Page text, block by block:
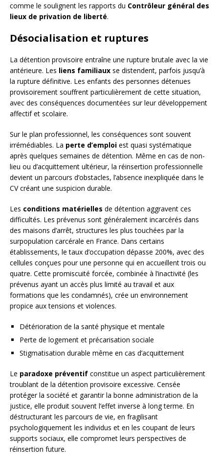
comme le soulignent les rapports du Contrôleur général des
lieux de privation de liberté.
Désocialisation et ruptures
La détention provisoire entraîne une rupture brutale avec la vie
antérieure. Les liens familiaux se distendent, parfois jusqu’à
la rupture définitive. Les enfants des personnes détenues
provisoirement souffrent particulièrement de cette situation,
avec des conséquences documentées sur leur développement
affectif et scolaire.
Sur le plan professionnel, les conséquences sont souvent
irrémédiables. La perte d’emploi est quasi systématique
après quelques semaines de détention. Même en cas de non-
lieu ou d’acquittement ultérieur, la réinsertion professionnelle
devient un parcours d’obstacles, l’absence inexpliquée dans le
CV créant une suspicion durable.
Les conditions matérielles de détention aggravent ces
difficultés. Les prévenus sont généralement incarcérés dans
des maisons d’arrêt, structures les plus touchées par la
surpopulation carcérale en France. Dans certains
établissements, le taux d’occupation dépasse 200%, avec des
cellules conçues pour une personne qui en accueillent trois ou
quatre. Cette promiscuité forcée, combinée à l’inactivité (les
prévenus ayant un accès plus limité au travail et aux
formations que les condamnés), crée un environnement
propice aux tensions et violences.
Détérioration de la santé physique et mentale
Perte de logement et précarisation sociale
Stigmatisation durable même en cas d’acquittement
Le paradoxe préventif constitue un aspect particulièrement
troublant de la détention provisoire excessive. Censée
protéger la société et garantir la bonne administration de la
justice, elle produit souvent l’effet inverse à long terme. En
déstructurant les parcours de vie, en fragilisant
psychologiquement les individus et en les coupant de leurs
supports sociaux, elle compromet leurs perspectives de
réinsertion future.